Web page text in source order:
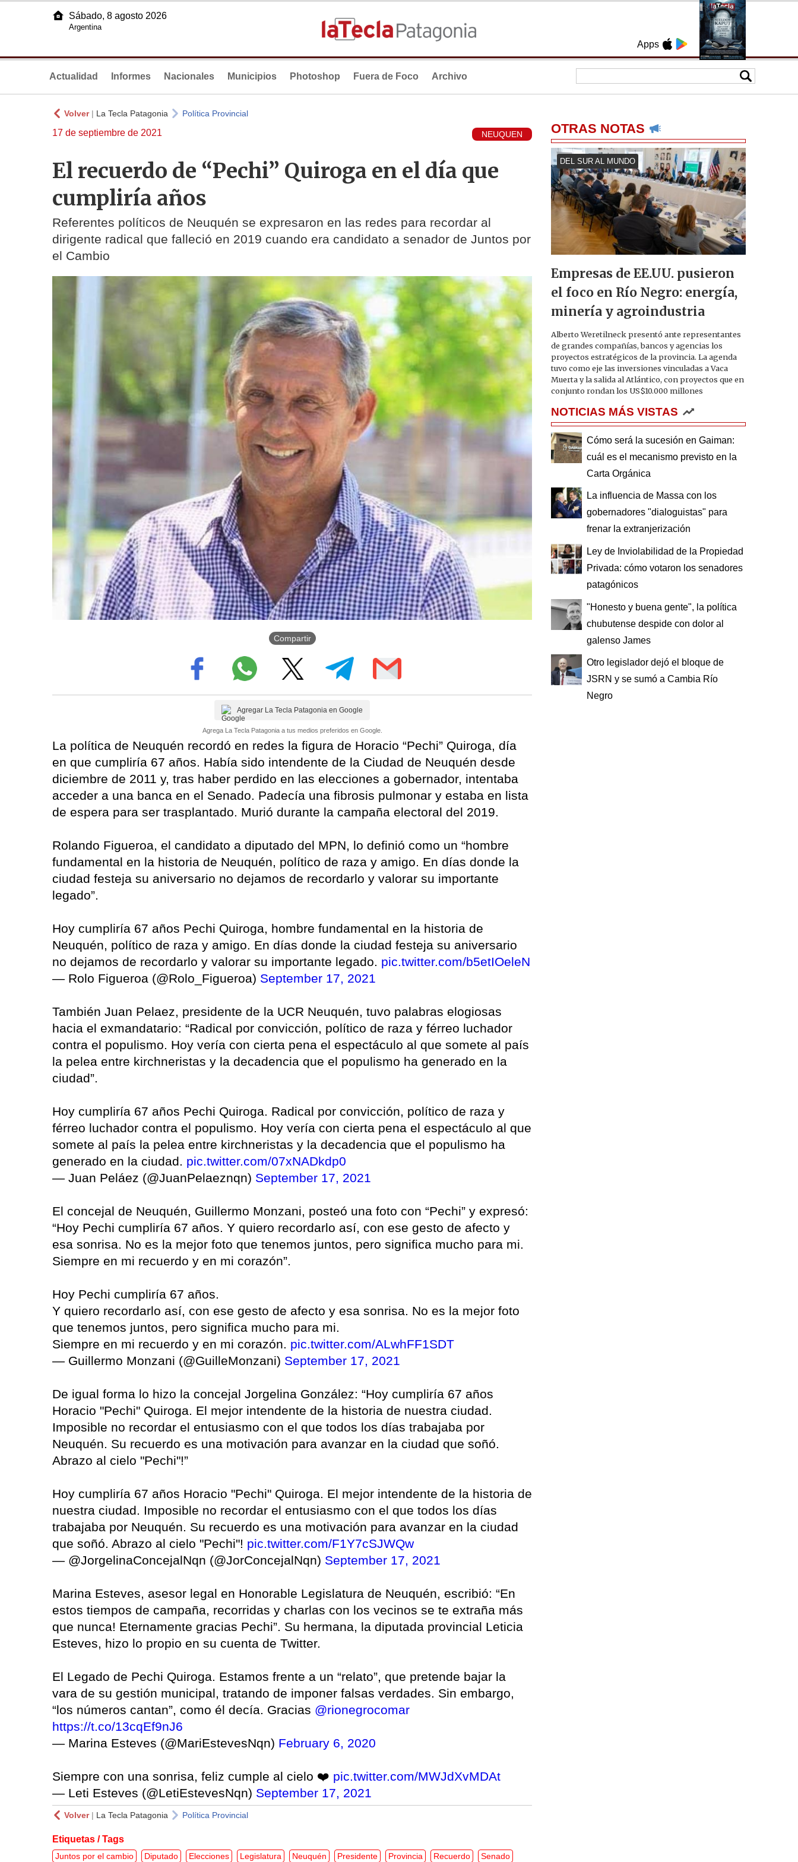
Apps
Sábado, 8 agosto 2026
Argentina
Actualidad Informes Nacionales Municipios Photoshop Fuera de Foco Archivo
Volver| La Tecla Patagonia Política Provincial
17 de septiembre de 2021 NEUQUEN
El recuerdo de “Pechi” Quiroga en el día que
cumpliría años
Referentes políticos de Neuquén se expresaron en las redes para recordar al
dirigente radical que falleció en 2019 cuando era candidato a senador de Juntos por
el Cambio
Compartir
Agregar La Tecla Patagonia en Google
Agrega La Tecla Patagonia a tus medios preferidos en Google.
La política de Neuquén recordó en redes la figura de Horacio “Pechi” Quiroga, día
en que cumpliría 67 años. Había sido intendente de la Ciudad de Neuquén desde
diciembre de 2011 y, tras haber perdido en las elecciones a gobernador, intentaba
acceder a una banca en el Senado. Padecía una fibrosis pulmonar y estaba en lista
de espera para ser trasplantado. Murió durante la campaña electoral del 2019.
Rolando Figueroa, el candidato a diputado del MPN, lo definió como un “hombre
fundamental en la historia de Neuquén, político de raza y amigo. En días donde la
ciudad festeja su aniversario no dejamos de recordarlo y valorar su importante
legado”.
Hoy cumpliría 67 años Pechi Quiroga, hombre fundamental en la historia de
Neuquén, político de raza y amigo. En días donde la ciudad festeja su aniversario
no dejamos de recordarlo y valorar su importante legado. pic.twitter.com/b5etIOeleN
— Rolo Figueroa (@Rolo_Figueroa) September 17, 2021
También Juan Pelaez, presidente de la UCR Neuquén, tuvo palabras elogiosas
hacia el exmandatario: “Radical por convicción, político de raza y férreo luchador
contra el populismo. Hoy vería con cierta pena el espectáculo al que somete al país
la pelea entre kirchneristas y la decadencia que el populismo ha generado en la
ciudad”.
Hoy cumpliría 67 años Pechi Quiroga. Radical por convicción, político de raza y
férreo luchador contra el populismo. Hoy vería con cierta pena el espectáculo al que
somete al país la pelea entre kirchneristas y la decadencia que el populismo ha
generado en la ciudad. pic.twitter.com/07xNADkdp0
— Juan Peláez (@JuanPelaeznqn) September 17, 2021
El concejal de Neuquén, Guillermo Monzani, posteó una foto con “Pechi” y expresó:
“Hoy Pechi cumpliría 67 años. Y quiero recordarlo así, con ese gesto de afecto y
esa sonrisa. No es la mejor foto que tenemos juntos, pero significa mucho para mi.
Siempre en mi recuerdo y en mi corazón”.
Hoy Pechi cumpliría 67 años.
Y quiero recordarlo así, con ese gesto de afecto y esa sonrisa. No es la mejor foto
que tenemos juntos, pero significa mucho para mi.
Siempre en mi recuerdo y en mi corazón. pic.twitter.com/ALwhFF1SDT
— Guillermo Monzani (@GuilleMonzani) September 17, 2021
De igual forma lo hizo la concejal Jorgelina González: “Hoy cumpliría 67 años
Horacio "Pechi" Quiroga. El mejor intendente de la historia de nuestra ciudad.
Imposible no recordar el entusiasmo con el que todos los días trabajaba por
Neuquén. Su recuerdo es una motivación para avanzar en la ciudad que soñó.
Abrazo al cielo "Pechi"!”
Hoy cumpliría 67 años Horacio "Pechi" Quiroga. El mejor intendente de la historia de
nuestra ciudad. Imposible no recordar el entusiasmo con el que todos los días
trabajaba por Neuquén. Su recuerdo es una motivación para avanzar en la ciudad
que soñó. Abrazo al cielo "Pechi"! pic.twitter.com/F1Y7cSJWQw
— @JorgelinaConcejalNqn (@JorConcejalNqn) September 17, 2021
Marina Esteves, asesor legal en Honorable Legislatura de Neuquén, escribió: “En
estos tiempos de campaña, recorridas y charlas con los vecinos se te extraña más
que nunca! Eternamente gracias Pechi”. Su hermana, la diputada provincial Leticia
Esteves, hizo lo propio en su cuenta de Twitter.
El Legado de Pechi Quiroga. Estamos frente a un “relato”, que pretende bajar la
vara de su gestión municipal, tratando de imponer falsas verdades. Sin embargo,
“los números cantan”, como él decía. Gracias @rionegrocomar
https://t.co/13cqEf9nJ6
— Marina Esteves (@MariEstevesNqn) February 6, 2020
Siempre con una sonrisa, feliz cumple al cielo ❤️ pic.twitter.com/MWJdXvMDAt
— Leti Esteves (@LetiEstevesNqn) September 17, 2021
Volver| La Tecla Patagonia Política Provincial
Etiquetas / Tags
Juntos por el cambio Diputado Elecciones Legislatura Neuquén Presidente Provincia Recuerdo Senado
OTRAS NOTAS
DEL SUR AL MUNDO
Empresas de EE.UU. pusieron
el foco en Río Negro: energía,
minería y agroindustria
Alberto Weretilneck presentó ante representantes
de grandes compañías, bancos y agencias los
proyectos estratégicos de la provincia. La agenda
tuvo como eje las inversiones vinculadas a Vaca
Muerta y la salida al Atlántico, con proyectos que en
conjunto rondan los US$10.000 millones
NOTICIAS MÁS VISTAS
Cómo será la sucesión en Gaiman:
cuál es el mecanismo previsto en la
Carta Orgánica
La influencia de Massa con los
gobernadores "dialoguistas" para
frenar la extranjerización
Ley de Inviolabilidad de la Propiedad
Privada: cómo votaron los senadores
patagónicos
"Honesto y buena gente", la política
chubutense despide con dolor al
galenso James
Otro legislador dejó el bloque de
JSRN y se sumó a Cambia Río
Negro